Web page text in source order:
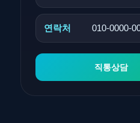
연락처 010-0000-
직통상담